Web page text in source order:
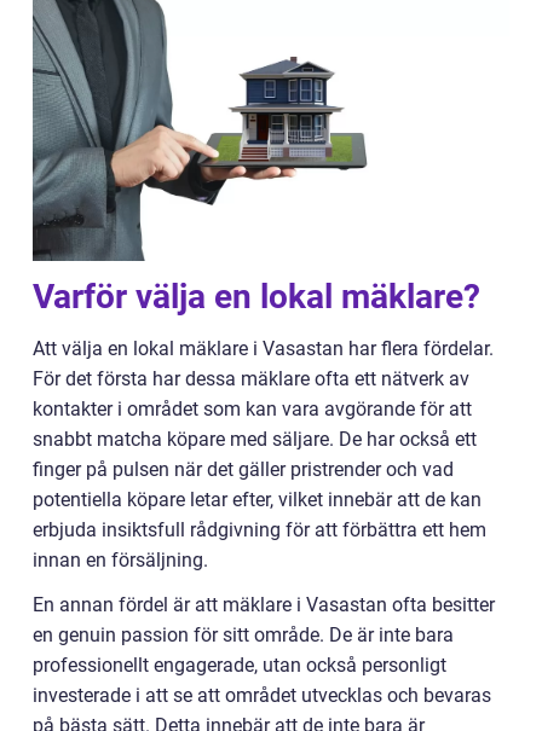
Varför välja en lokal mäklare?
Att välja en lokal mäklare i Vasastan har flera fördelar.
För det första har dessa mäklare ofta ett nätverk av
kontakter i området som kan vara avgörande för att
snabbt matcha köpare med säljare. De har också ett
finger på pulsen när det gäller pristrender och vad
potentiella köpare letar efter, vilket innebär att de kan
erbjuda insiktsfull rådgivning för att förbättra ett hem
innan en försäljning.
En annan fördel är att mäklare i Vasastan ofta besitter
en genuin passion för sitt område. De är inte bara
professionellt engagerade, utan också personligt
investerade i att se att området utvecklas och bevaras
på bästa sätt. Detta innebär att de inte bara är